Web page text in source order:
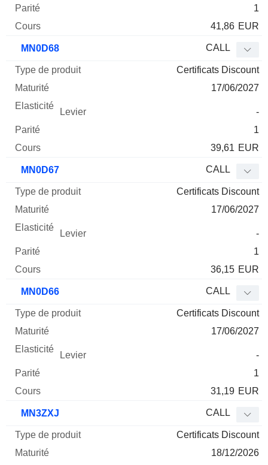
1
41,86 EUR
MN0D68 CALL
Certificats Discount
17/06/2027
-
1
39,61 EUR
MN0D67 CALL
Certificats Discount
17/06/2027
-
1
36,15 EUR
MN0D66 CALL
Certificats Discount
17/06/2027
-
1
31,19 EUR
MN3ZXJ CALL
Certificats Discount
18/12/2026